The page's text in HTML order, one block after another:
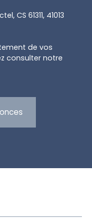
CS 61311, 41013
de vos
consulter notre